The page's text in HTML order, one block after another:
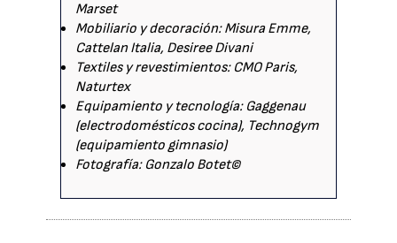
Marset
Mobiliario y decoración: Misura Emme,
Cattelan Italia, Desiree Divani
Textiles y revestimientos: CMO Paris,
Naturtex
Equipamiento y tecnología: Gaggenau
(electrodomésticos cocina), Technogym
(equipamiento gimnasio)
Fotografía: Gonzalo Botet©